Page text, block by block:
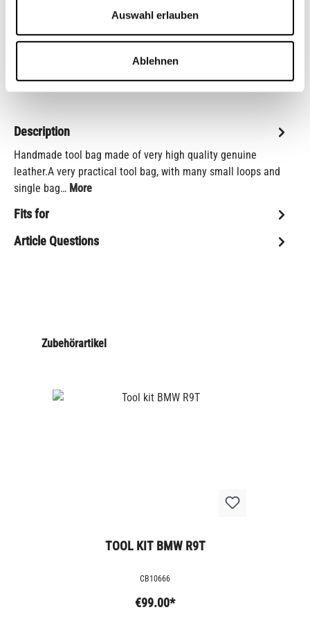
Auswahl erlauben
Ablehnen
Add to wishlist
TRBL
Shop-number:
CB11597M
Description
Handmade tool bag made of very high quality genuine
leather.A very practical tool bag, with many small loops and
single bag… More
Fits for
Article Questions
Zubehörartikel
TOOL KIT BMW R9T
CB10666
€99.00*